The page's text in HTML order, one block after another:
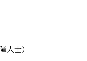
士）